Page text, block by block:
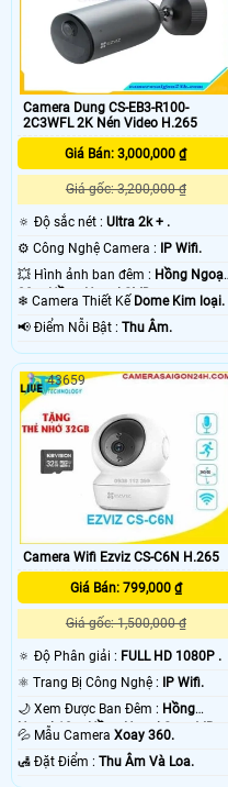
Camera Dung CS-EB3-R100-
2C3WFL 2K Nén Video H.265
Giá Bán: 3,000,000 ₫
Giá gốc: 3,200,000 ₫
🔅 Độ sắc nét : Ultra 2k + .
⚙ Công Nghệ Camera :
IP Wifi.
💥 Hình ảnh ban đêm : Hồng Ngoại
20m Hồng Ngoại SMD.
❄ Camera Thiết Kế Dome Kim loại.
️📢 Điểm Nỗi Bật : Thu Âm.
Camera Wifi Ezviz CS-C6N H.265
Giá Bán: 799,000 ₫
Giá gốc: 1,500,000 ₫
🔅 Độ Phân giải : FULL HD 1080P .
⚛️ Trang Bị Công Nghệ :
IP Wifi.
🌙 Xem Được Ban Đêm : Hồng
Ngoại 10m Hồng Ngoại Smart IR.
💦 Mẫu Camera Xoay 360.
️🛃 Đặt Điểm : Thu Âm Và Loa.
43659